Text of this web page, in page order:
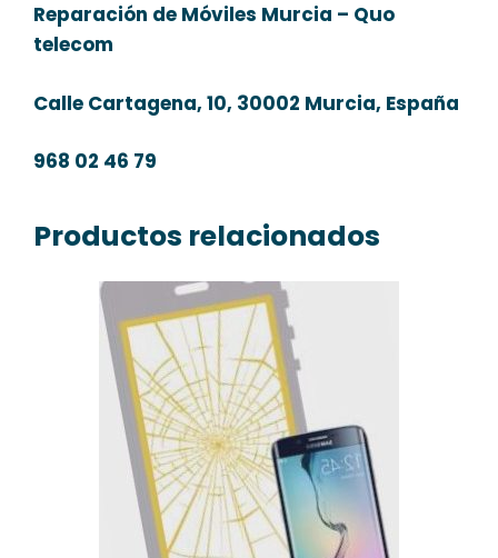
Reparación de Móviles Murcia – Quo
telecom
Calle Cartagena, 10, 30002 Murcia, España
968 02 46 79
Productos relacionados